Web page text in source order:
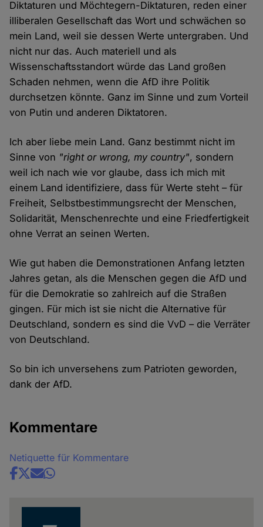
Diktaturen und Möchtegern-Diktaturen, reden einer
illiberalen Gesellschaft das Wort und schwächen so
mein Land, weil sie dessen Werte untergraben. Und
nicht nur das. Auch materiell und als
Wissenschaftsstandort würde das Land großen
Schaden nehmen, wenn die AfD ihre Politik
durchsetzen könnte. Ganz im Sinne und zum Vorteil
von Putin und anderen Diktatoren.
Ich aber liebe mein Land. Ganz bestimmt nicht im
Sinne von "right or wrong, my country", sondern
weil ich nach wie vor glaube, dass ich mich mit
einem Land identifiziere, dass für Werte steht – für
Freiheit, Selbstbestimmungsrecht der Menschen,
Solidarität, Menschenrechte und eine Friedfertigkeit
ohne Verrat an seinen Werten.
Wie gut haben die Demonstrationen Anfang letzten
Jahres getan, als die Menschen gegen die AfD und
für die Demokratie so zahlreich auf die Straßen
gingen. Für mich ist sie nicht die Alternative für
Deutschland, sondern es sind die VvD – die Verräter
von Deutschland.
So bin ich unversehens zum Patrioten geworden,
dank der AfD.
Kommentare
Netiquette für Kommentare
Share